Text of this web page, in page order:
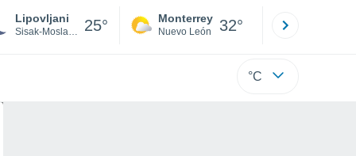
Lipovljani
Sisak-Moslavina 25° Monterrey
Nuevo León 32°
°C